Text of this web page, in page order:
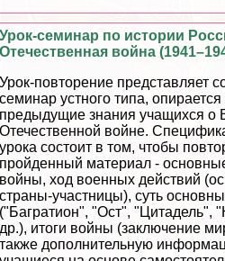
Урок-семинар по истории
Отечественная война
Урок-повторение представляет
семинар устного типа, опирается
предыдущие знания учащихся о
Отечественной войне.
урока состоит в том, чтобы
пройденный материал -
войны, ход военных действий
страны-участницы), суть
("Багратион", "Ост", "Цитадель",
др.), итоги войны (заключение
также дополнительную